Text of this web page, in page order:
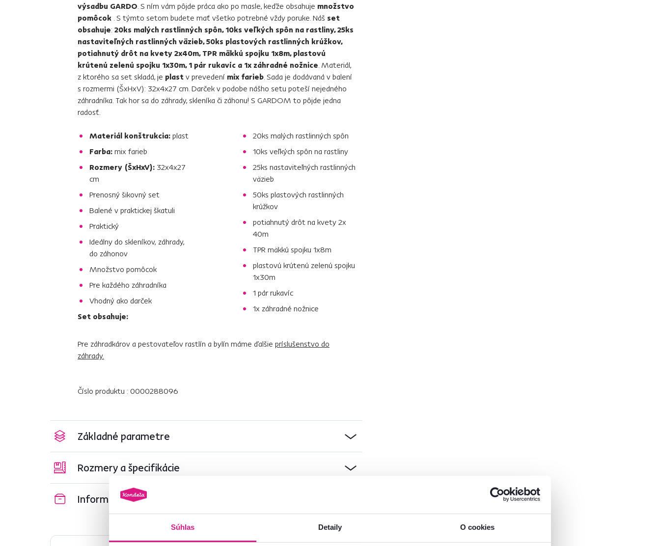
Súhlas Detaily O cookies
výsadbu GARDO . S ním vám pôjde práca ako po masle, keďže obsahuje množstvo
pomôcok . S týmto setom budete mať všetko potrebné vždy poruke. Náš set
obsahuje: 20ks malých rastlinných spôn, 10ks veľkých spôn na rastliny, 25ks
nastaviteľných rastlinných väzieb, 50ks plastových rastlinných krúžkov,
potiahnutý drôt na kvety 2x40m, TPR mäkkú spojku 1x8m, plastovú
krútenú zelenú spojku 1x30m, 1 pár rukavíc a 1x záhradné nožnice . Materiál,
z ktorého sa set skladá, je plast v prevedení mix farieb . Sada je dodávaná v balení
s rozmermi (ŠxHxV): 32x4x27 cm. Darček v podobe nášho setu poteší nejedného
záhradníka. Tak hor sa do záhrady, skleníka či záhonu! S GARDOM to pôjde jedna
radosť.
Materiál konštrukcia: plast
Farba: mix farieb
Rozmery (ŠxHxV): 32x4x27
cm
Prenosný šikovný set
Balené v praktickej škatuli
Praktický
Ideálny do skleníkov, záhrady,
do záhonov
Množstvo pomôcok
Pre každého záhradníka
Vhodný ako darček
Set obsahuje:
20ks malých rastlinných spôn
10ks veľkých spôn na rastliny
25ks nastaviteľných rastlinných
väzieb
50ks plastových rastlinných
krúžkov
potiahnutý drôt na kvety 2x
40m
TPR mäkkú spojku 1x8m
plastovú krútenú zelenú spojku
1x30m
1 pár rukavíc
1x záhradné nožnice
Pre záhradkárov a pestovateľov rastlín a bylín máme ďalšie príslušenstvo do
záhrady.
Číslo produktu : 0000288096
Základné parametre
Rozmery a špecifikácie
Informácie o balení